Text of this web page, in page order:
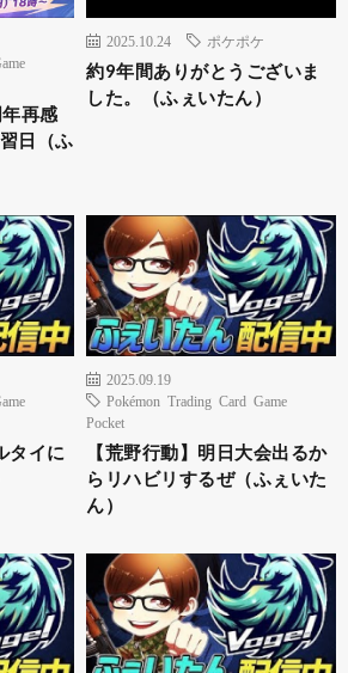
再感
日（ふ
2025.10.24 ポケポケ
約9年間ありがとうございま
した。（ふぇいたん）
タイに
2025.09.19
Pokémon Trading Card Game
Pocket
【荒野行動】明日大会出るか
らリハビリするぜ（ふぇいた
ん）